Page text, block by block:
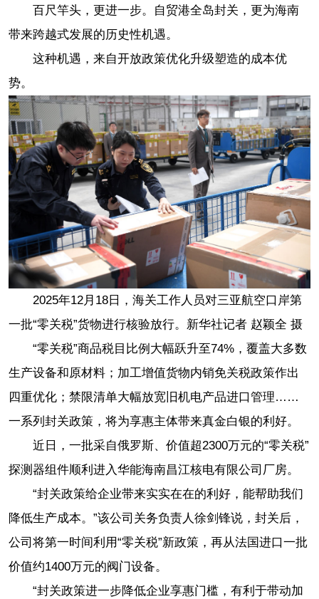
百尺竿头，更进一步。自贸港全岛封关，更为海南
带来跨越式发展的历史性机遇。
这种机遇，来自开放政策优化升级塑造的成本优
势。
2025年12月18日，海关工作人员对三亚航空口岸第
一批“零关税”货物进行核验放行。新华社记者 赵颖全 摄
“零关税”商品税目比例大幅跃升至74%，覆盖大多数
生产设备和原材料；加工增值货物内销免关税政策作出
四重优化；禁限清单大幅放宽旧机电产品进口管理……
一系列封关政策，将为享惠主体带来真金白银的利好。
近日，一批采自俄罗斯、价值超2300万元的“零关税”
探测器组件顺利进入华能海南昌江核电有限公司厂房。
“封关政策给企业带来实实在在的利好，能帮助我们
降低生产成本。”该公司关务负责人徐剑锋说，封关后，
公司将第一时间利用“零关税”新政策，再从法国进口一批
价值约1400万元的阀门设备。
“封关政策进一步降低企业享惠门槛，有利于带动加